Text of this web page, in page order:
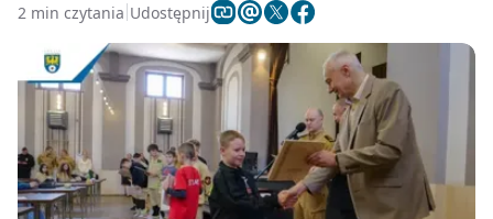
2 min czytania Udostępnij